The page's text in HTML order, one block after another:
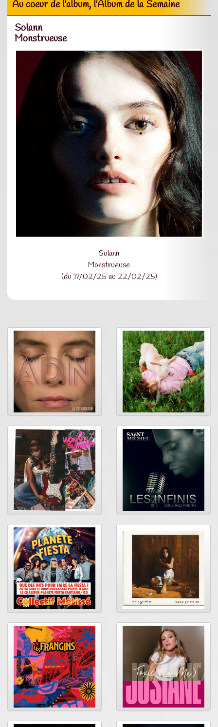
Au coeur de l'album, l'Album de la Semaine
Solann
Monstrueuse
Solann
Monstrueuse
(du 17/02/25 au 22/02/25)